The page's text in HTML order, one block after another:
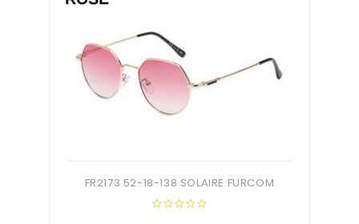
FR2173 52-18-138 SOLAIRE FURCOM